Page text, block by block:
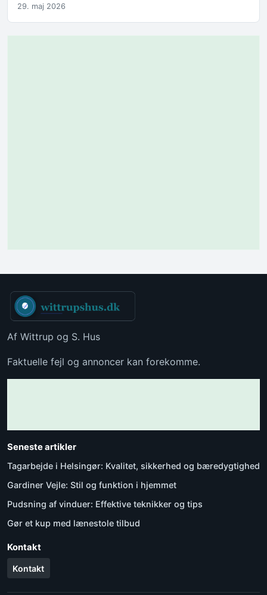
29. maj 2026
Af Wittrup og S. Hus
Faktuelle fejl og annoncer kan forekomme.
Seneste artikler
Tagarbejde i Helsingør: Kvalitet, sikkerhed og bæredygtighed
Gardiner Vejle: Stil og funktion i hjemmet
Pudsning af vinduer: Effektive teknikker og tips
Gør et kup med lænestole tilbud
Kontakt
Kontakt